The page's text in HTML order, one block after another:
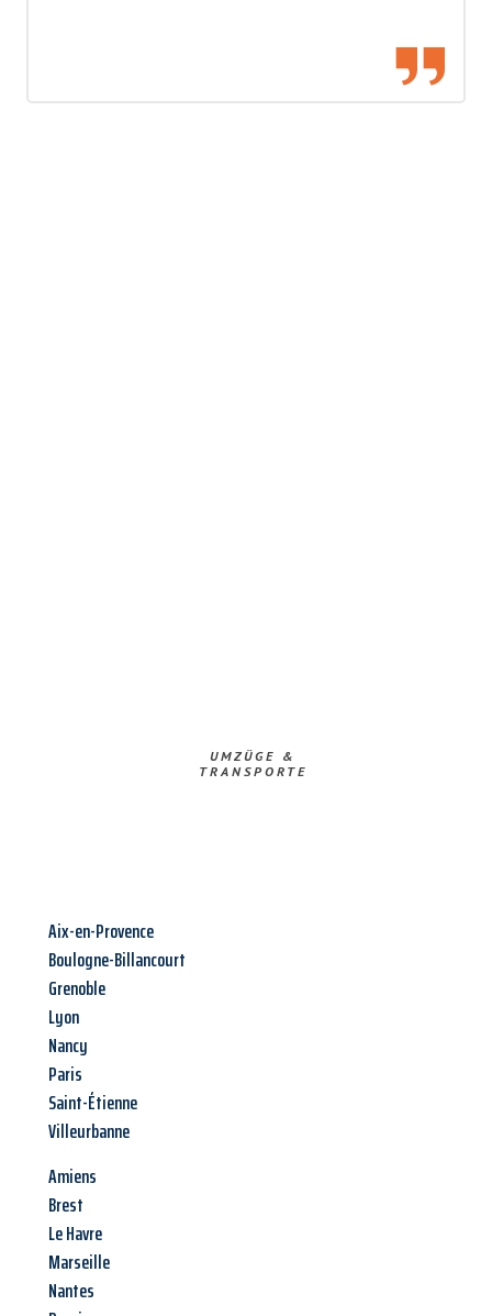
UMZÜGE &
TRANSPORTE
Aix-en-Provence
Boulogne-Billancourt
Grenoble
Lyon
Nancy
Paris
Saint-Étienne
Villeurbanne
Amiens
Brest
Le Havre
Marseille
Nantes